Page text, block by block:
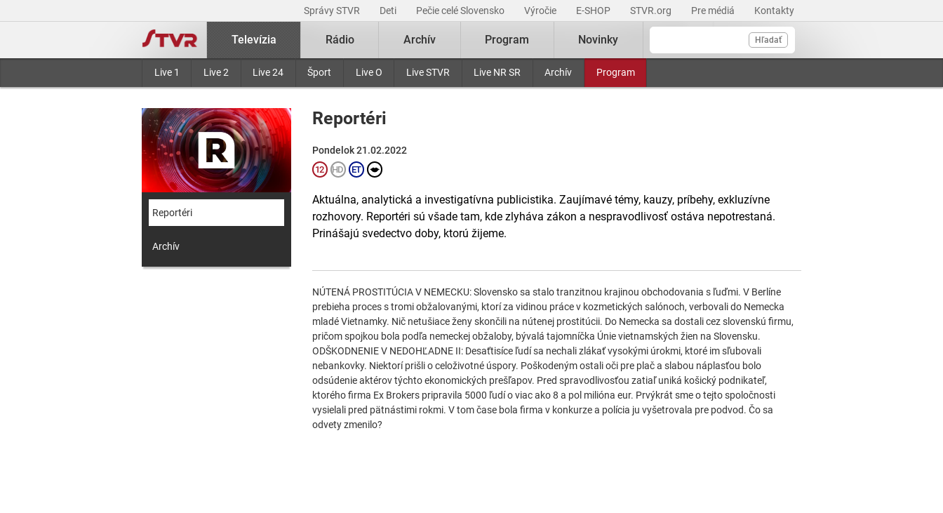
Správy STVR Deti Pečie celé Slovensko Výročie E-SHOP STVR.org Pre médiá Kontakty
Hľadať
Televízia
Live 1 Live 2 Live 24 Šport Live O Live STVR Live NR SR Archív Program
Rádio Archív Program Novinky
Reportéri
Archív
Reportéri
Pondelok 21.02.2022
Aktuálna, analytická a investigatívna publicistika. Zaujímavé témy, kauzy, príbehy, exkluzívne
rozhovory. Reportéri sú všade tam, kde zlyháva zákon a nespravodlivosť ostáva nepotrestaná.
Prinášajú svedectvo doby, ktorú žijeme.
NÚTENÁ PROSTITÚCIA V NEMECKU: Slovensko sa stalo tranzitnou krajinou obchodovania s ľuďmi. V Berlíne
prebieha proces s tromi obžalovanými, ktorí za vidinou práce v kozmetických salónoch, verbovali do Nemecka
mladé Vietnamky. Nič netušiace ženy skončili na nútenej prostitúcii. Do Nemecka sa dostali cez slovenskú firmu,
pričom spojkou bola podľa nemeckej obžaloby, bývalá tajomníčka Únie vietnamských žien na Slovensku.
ODŠKODNENIE V NEDOHĽADNE II: Desaťtisíce ľudí sa nechali zlákať vysokými úrokmi, ktoré im sľubovali
nebankovky. Niektorí prišli o celoživotné úspory. Poškodeným ostali oči pre plač a slabou náplasťou bolo
odsúdenie aktérov týchto ekonomických prešľapov. Pred spravodlivosťou zatiaľ uniká košický podnikateľ,
ktorého firma Ex Brokers pripravila 5000 ľudí o viac ako 8 a pol milióna eur. Prvýkrát sme o tejto spoločnosti
vysielali pred pätnástimi rokmi. V tom čase bola firma v konkurze a polícia ju vyšetrovala pre podvod. Čo sa
odvety zmenilo?